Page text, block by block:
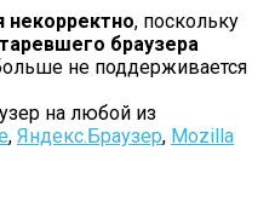
, поскольку
браузера
не поддерживается
на любой из
, Яндекс.Браузер, Mozilla